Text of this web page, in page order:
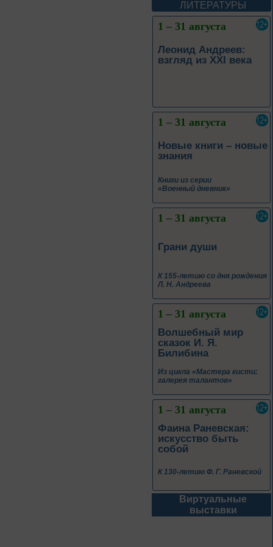
ЛИТЕРАТУРЫ
1 – 31 августа
Новые книги – новые
знания
1 – 31 августа
Грани души
К 155-летию со дня рождения
Л. Н. Андреева
1 – 31 августа
сказок И. Я.
Из цикла «Мастера кисти:
галерея талантов»
1 – 31 августа
Фаина Раневская:
искусство быть
собой
К 130-летию Ф. Г. Раневской
1 – 31 августа
Самоцветы Дальнего
Востока
приглашение в
1 – 31 августа
Виртуальные
выставки